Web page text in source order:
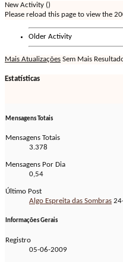
New Activity ()
Please reload this page to view the
Older Activity
Mais Atualizações Sem Mais
Estatísticas
Mensagens Totais
Mensagens Totais
3.378
Mensagens Por Dia
0,54
Último Post
Algo Espreita das Sombras
Informações Gerais
Registro
05-06-2009